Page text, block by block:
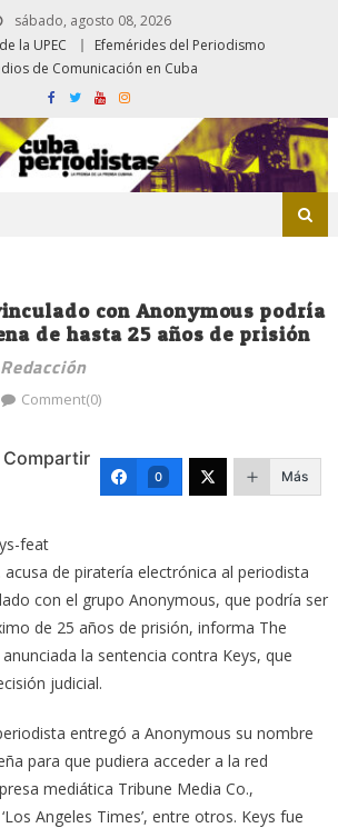
sábado, agosto 08, 2026
la UPEC
Efemérides del Periodismo
de Comunicación en Cuba
con Anonymous podría
de hasta 25 años de prisión
Redacción
Comment(0)
Compartir
0 Más
acusa de piratería electrónica al periodista
con el grupo Anonymous, que podría ser
de 25 años de prisión, informa The
la sentencia contra Keys, que
judicial.
entregó a Anonymous su nombre
para que pudiera acceder a la red
mediática Tribune Media Co.,
Angeles Times’, entre otros. Keys fue